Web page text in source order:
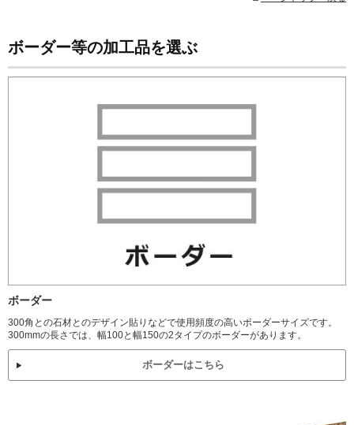
ボーダー等の加工品を選ぶ
ボーダー
300角との石材とのデザイン貼りなどで使用頻度の高いボーダーサイズです。
300mmの長さでは、幅100と幅150の2タイプのボーダーがあります。
ボーダーはこちら